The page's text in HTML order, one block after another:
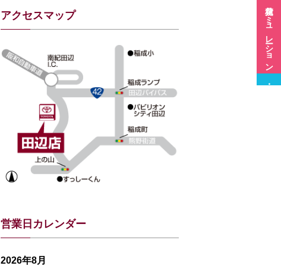
アクセスマップ
営業日カレンダー
2026年8月
見積シミュレーション